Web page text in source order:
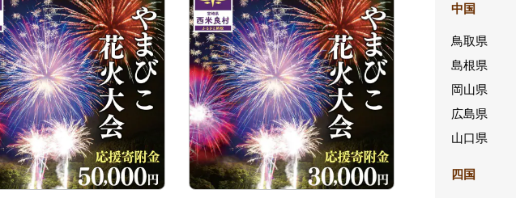
中国
鳥取県
島根県
岡山県
広島県
山口県
四国